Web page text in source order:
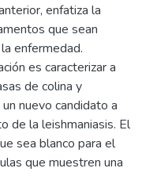
enfatiza la
que sean
enfermedad.
es caracterizar a
de colina y
nuevo candidato a
de la leishmaniasis. El
sea blanco para el
que muestren una